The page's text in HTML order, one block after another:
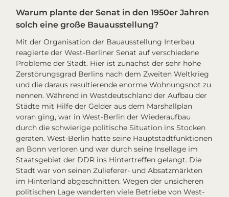
Warum plante der Senat in den 1950er Jahren
solch eine große Bauausstellung?
Mit der Organisation der Bauausstellung Interbau
reagierte der West-Berliner Senat auf verschiedene
Probleme der Stadt. Hier ist zunächst der sehr hohe
Zerstörungsgrad Berlins nach dem Zweiten Weltkrieg
und die daraus resultierende enorme Wohnungsnot zu
nennen. Während in Westdeutschland der Aufbau der
Städte mit Hilfe der Gelder aus dem Marshallplan
voran ging, war in West-Berlin der Wiederaufbau
durch die schwierige politische Situation ins Stocken
geraten. West-Berlin hatte seine Hauptstadtfunktionen
an Bonn verloren und war durch seine Insellage im
Staatsgebiet der DDR ins Hintertreffen gelangt. Die
Stadt war von seinen Zulieferer- und Absatzmärkten
im Hinterland abgeschnitten. Wegen der unsicheren
politischen Lage wanderten viele Betriebe von West-